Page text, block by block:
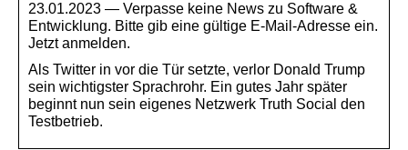
23.01.2023 — Verpasse keine News zu Software &
Entwicklung. Bitte gib eine gültige E-Mail-Adresse ein.
Jetzt anmelden.
Als Twitter in vor die Tür setzte, verlor Donald Trump
sein wichtigster Sprachrohr. Ein gutes Jahr später
beginnt nun sein eigenes Netzwerk Truth Social den
Testbetrieb.